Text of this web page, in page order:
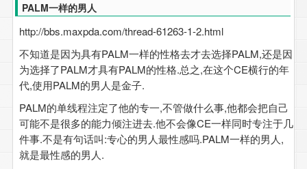
PALM一样的男人
http://bbs.maxpda.com/thread-61263-1-2.html
不知道是因为具有PALM一样的性格去才去选择PALM,还是因
为选择了PALM才具有PALM的性格.总之,在这个CE横行的年
代,使用PALM的男人是金子.
PALM的单线程注定了他的专一,不管做什么事,他都会把自己
可能不是很多的能力倾注进去.他不会像CE一样同时专注于几
件事.不是有句话叫:专心的男人最性感吗.PALM一样的男人,
就是最性感的男人.